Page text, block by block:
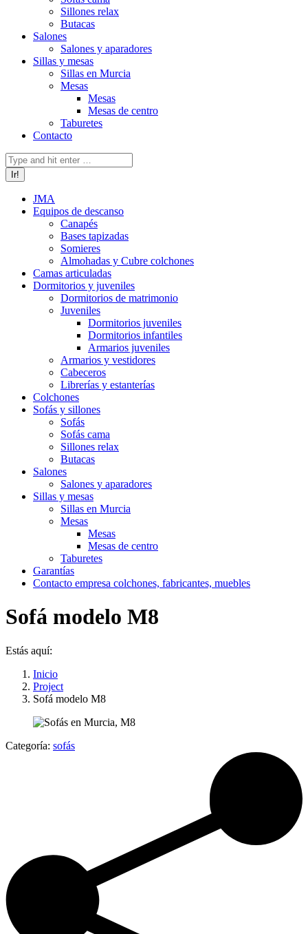
Sillones relax
Butacas
Salones
Salones y aparadores
Sillas y mesas
Sillas en Murcia
Mesas
Mesas
Mesas de centro
Taburetes
Contacto
Buscar:
JMA
Equipos de descanso
Canapés
Bases tapizadas
Somieres
Almohadas y Cubre colchones
Camas articuladas
Dormitorios y juveniles
Dormitorios de matrimonio
Juveniles
Dormitorios juveniles
Dormitorios infantiles
Armarios juveniles
Armarios y vestidores
Cabeceros
Librerías y estanterías
Colchones
Sofás y sillones
Sofás
Sofás cama
Sillones relax
Butacas
Salones
Salones y aparadores
Sillas y mesas
Sillas en Murcia
Mesas
Mesas
Mesas de centro
Taburetes
Garantías
Contacto empresa colchones, fabricantes, muebles
Sofá modelo M8
Estás aquí:
Inicio
Project
Sofá modelo M8
Categoría: sofás